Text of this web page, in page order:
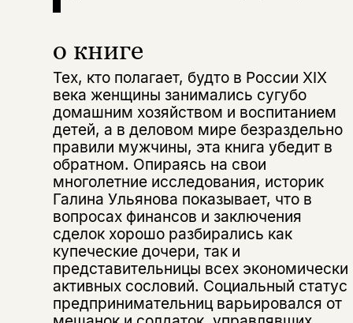
о книге
Тех, кто полагает, будто в России XIX
века женщины занимались сугубо
домашним хозяйством и воспитанием
детей, а в деловом мире безраздельно
правили мужчины, эта книга убедит в
обратном. Опираясь на свои
многолетние исследования, историк
Галина Ульянова показывает, что в
вопросах финансов и заключения
сделок хорошо разбирались как
купеческие дочери, так и
представительницы всех экономически
активных сословий. Социальный статус
предпринимательниц варьировался от